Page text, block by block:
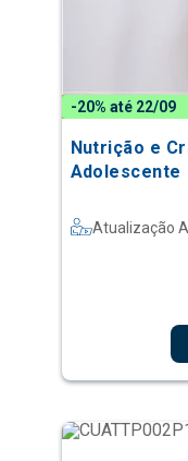
-20% até 22/09
Nutrição e
Adolescente
Atualização